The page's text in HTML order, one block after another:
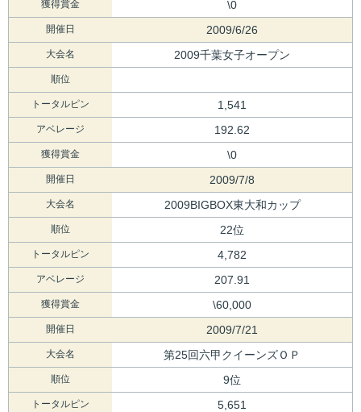
獲得賞金 \0
開催日 2009/6/26
大会名 2009千葉女子オープン
順位
トータルピン 1,541
アベレージ 192.62
獲得賞金 \0
開催日 2009/7/8
大会名 2009BIGBOX東大和カップ
順位 22位
トータルピン 4,782
アベレージ 207.91
獲得賞金 \60,000
開催日 2009/7/21
大会名 第25回六甲クイーンズＯＰ
順位 9位
トータルピン 5,651